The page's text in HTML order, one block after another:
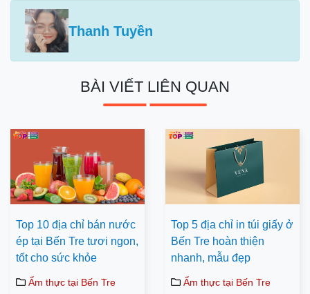
Thanh Tuyền
BÀI VIẾT LIÊN QUAN
Top 10 địa chỉ bán nước
ép tại Bến Tre tươi ngon,
tốt cho sức khỏe
Ẩm thực tại Bến Tre
Top 5 địa chỉ in túi giấy ở
Bến Tre hoàn thiện
nhanh, mẫu đẹp
Ẩm thực tại Bến Tre